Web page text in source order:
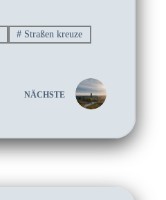
# Straßen kreuze
NÄCHSTE